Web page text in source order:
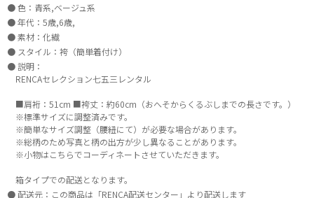
色：青系,ベージュ系
年代：5歳,6歳,
素材：化繊
スタイル：袴（簡単着付け）
説明：
RENCAセレクション七五三レンタル
■肩裄：51cm ■袴丈：約60cm（おへそからくるぶしまでの長さです。）
※標準サイズに調整済みです。
※簡単なサイズ調整（腰紐にて）が必要な場合があります。
※総柄のため写真と柄の出方が少し異なることがあります。
※小物はこちらでコーディネートさせていただきます。
箱タイプでの配送となります。
配送元：この商品は「RENCA配送センター」より配送します